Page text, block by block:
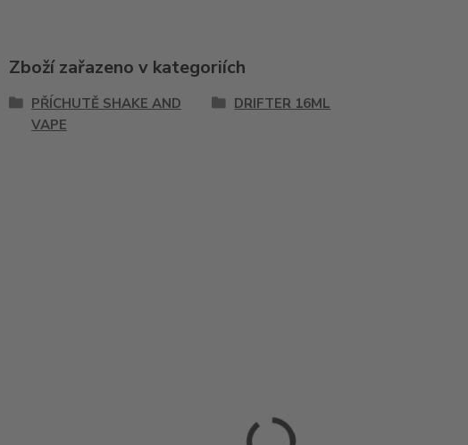
Zboží zařazeno v kategoriích
PŘÍCHUTĚ SHAKE AND
VAPE
DRIFTER 16ML